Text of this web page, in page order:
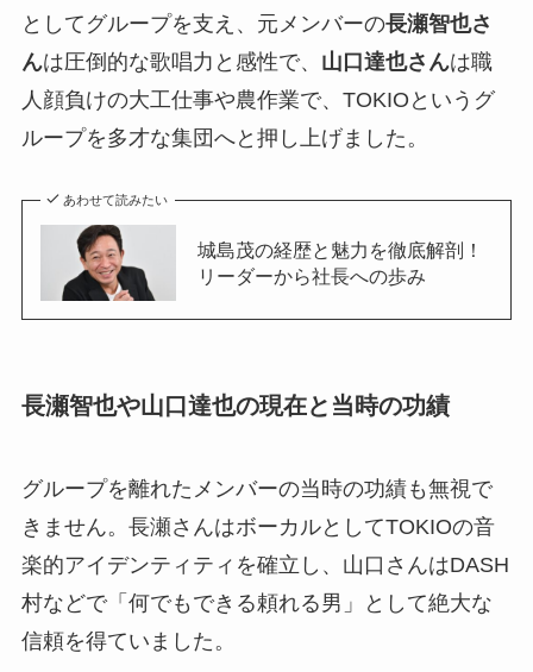
としてグループを支え、元メンバーの長瀬智也さ
んは圧倒的な歌唱力と感性で、 山口達也さんは職
人顔負けの大工仕事や農作業で、TOKIOというグ
ループを多才な集団へと押し上げました。
あわせて読みたい
城島茂の経歴と魅力を徹底解剖！
リーダーから社長への歩み
長瀬智也や山口達也の現在と当時の功績
グループを離れたメンバーの当時の功績も無視で
きません。長瀬さんはボーカルとしてTOKIOの音
楽的アイデンティティを確立し、山口さんはDASH
村などで「何でもできる頼れる男」として絶大な
信頼を得ていました。